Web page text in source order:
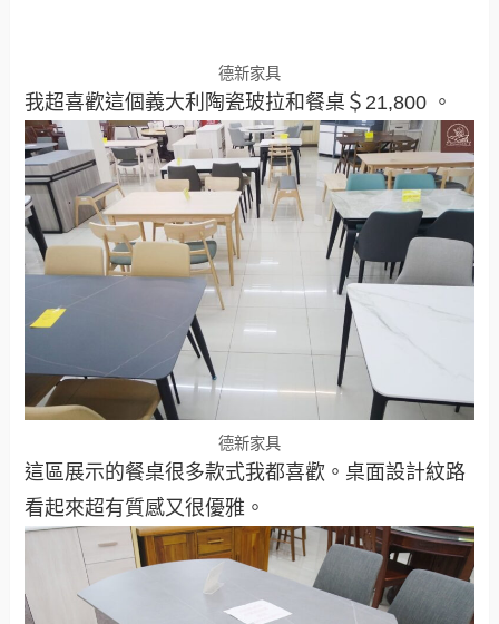
德新家具
我超喜歡這個義大利陶瓷玻拉和餐桌＄21,800 。
德新家具
這區展示的餐桌很多款式我都喜歡。桌面設計紋路
看起來超有質感又很優雅。